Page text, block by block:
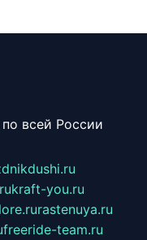
всей России
kraft-you.ru
rastenuya.ru
freeride-team.ru